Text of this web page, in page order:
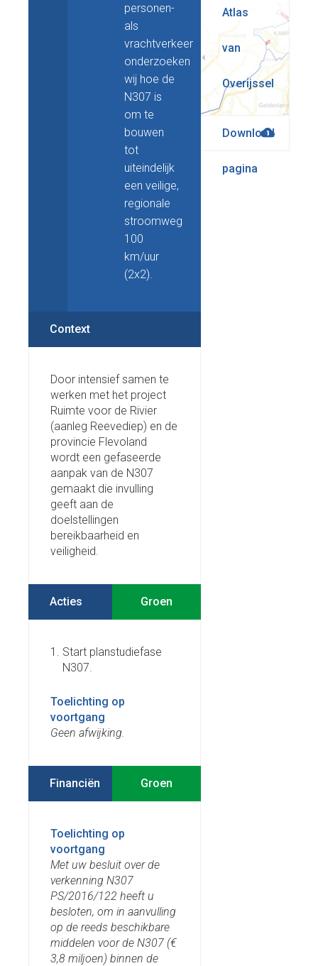
personen-
als
vrachtverkeer
onderzoeken
wij hoe de
N307 is
om te
bouwen
tot
uiteindelijk
een veilige,
regionale
stroomweg
100
km/uur
(2x2).
Context
Door intensief samen te
werken met het project
Ruimte voor de Rivier
(aanleg Reevediep) en de
provincie Flevoland
wordt een gefaseerde
aanpak van de N307
gemaakt die invulling
geeft aan de
doelstellingen
bereikbaarheid en
veiligheid.
Acties
Start planstudiefase
N307.
Toelichting op
voortgang
Geen afwijking.
Financiën
Toelichting op
voortgang
Met uw besluit over de
verkenning N307
PS/2016/122 heeft u
besloten, om in aanvulling
op de reeds beschikbare
middelen voor de N307 (€
3,8 miljoen) binnen de
Atlas
van
Overijssel
Download
pagina